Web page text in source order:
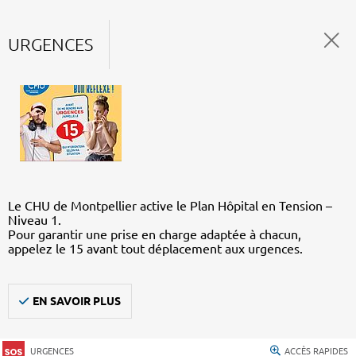
URGENCES
Le CHU de Montpellier active le Plan Hôpital en Tension –
Niveau 1.
Pour garantir une prise en charge adaptée à chacun,
appelez le 15 avant tout déplacement aux urgences.
EN SAVOIR PLUS
URGENCES ACCÈS RAPIDES